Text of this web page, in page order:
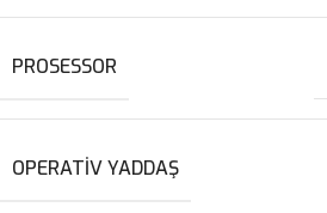
PROSESSOR
OPERATIV YADDAŞ